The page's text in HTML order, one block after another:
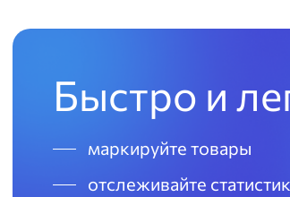
Быстро и
маркируйте товары
отслеживайте